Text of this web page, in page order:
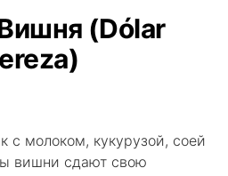
(Dólar
c молоком, кукурузой, соей
вишни сдают свою